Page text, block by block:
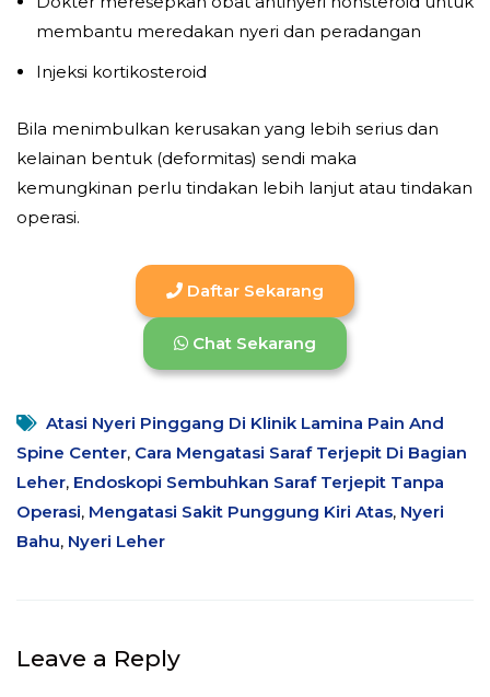
membantu meredakan nyeri dan peradangan
Injeksi kortikosteroid
Bila menimbulkan kerusakan yang lebih serius dan
kelainan bentuk (deformitas) sendi maka
kemungkinan perlu tindakan lebih lanjut atau tindakan
operasi.
Daftar Sekarang
Chat Sekarang
Atasi Nyeri Pinggang Di Klinik Lamina Pain And
Spine Center, Cara Mengatasi Saraf Terjepit Di Bagian
Leher, Endoskopi Sembuhkan Saraf Terjepit Tanpa
Operasi, Mengatasi Sakit Punggung Kiri Atas, Nyeri
Bahu, Nyeri Leher
Leave a Reply